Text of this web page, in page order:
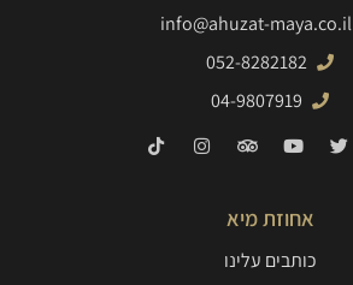
info@ahuzat-maya.co.il
052-8282182
04-9807919
אחוזת מיא
כותבים עלינו